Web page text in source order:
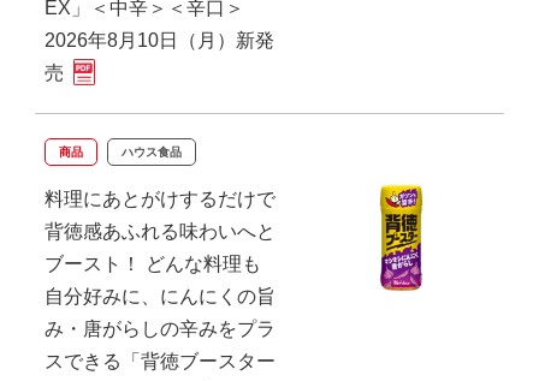
EX」＜中辛＞＜辛口＞
2026年8月10日（月）新発
売
商品 ハウス食品
料理にあとがけするだけで
背徳感あふれる味わいへと
ブースト！ どんな料理も
自分好みに、にんにくの旨
み・唐がらしの辛みをプラ
スできる「背徳ブースター